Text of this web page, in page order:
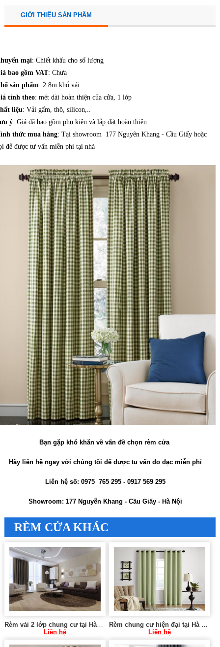
GIỚI THIỆU SẢN PHẨM
mại: Chiết khấu cho số lượng
bao gồm VAT: Chưa
sản phẩm: 2.8m khổ vải
tính theo: mét dài hoàn thiện của cửa, 1 lớp
liệu: Vải gấm, thô, silicon,..
ý: Giá đã bao gồm phụ kiện và lắp đặt hoàn thiện
thức mua hàng: Tại showroom 177 Nguyên Khang - Cầu Giấy hoặc
để được tư vấn miễn phí tại nhà
Bạn gặp khó khăn về vấn đề chọn rèm cửa
Hãy liên hệ ngay với chúng tôi để được tu vấn đo đạc miễn phí
Liên hệ số: 0975 765 295 - 0917 569 295
Showroom: 177 Nguyễn Khang - Cầu Giấy - Hà Nội
RÈM CỬA KHÁC
Rèm vải 2 lớp chung cư tại Hà Cầu, Hà Đông
Liên hệ
Liên hệ